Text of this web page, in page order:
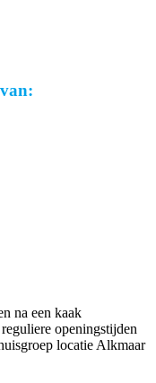
na een kaak
openingstijden
locatie Alkmaar